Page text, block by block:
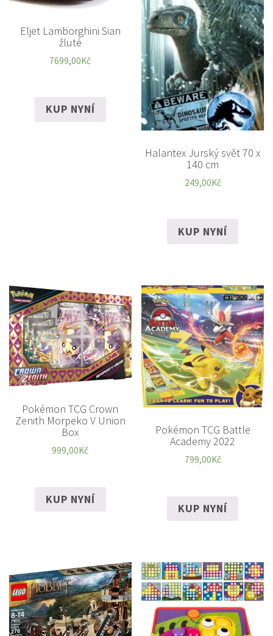
Eljet Lamborghini Sian
žluté
7699,00Kč
KUP NYNÍ
Halantex Jurský svět 70 x
140 cm
249,00Kč
KUP NYNÍ
Pokémon TCG Crown
Zenith Morpeko V Union
Box
999,00Kč
KUP NYNÍ
Pokémon TCG Battle
Academy 2022
799,00Kč
KUP NYNÍ